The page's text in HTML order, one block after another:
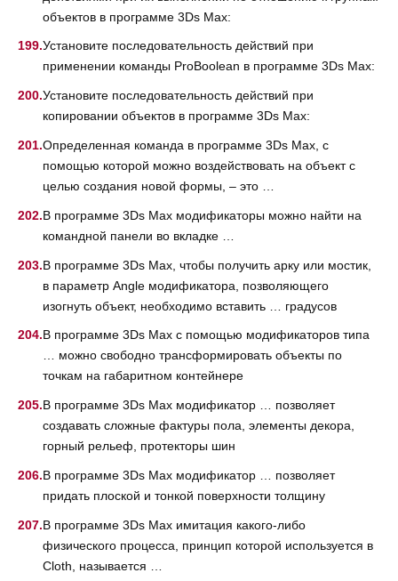
объектов в программе 3Ds Max:
Установите последовательность действий при
применении команды ProBoolean в программе 3Ds Max:
Установите последовательность действий при
копировании объектов в программе 3Ds Max:
Определенная команда в программе 3Ds Max, с
помощью которой можно воздействовать на объект с
целью создания новой формы, – это …
В программе 3Ds Max модификаторы можно найти на
командной панели во вкладке …
В программе 3Ds Max, чтобы получить арку или мостик,
в параметр Angle модификатора, позволяющего
изогнуть объект, необходимо вставить … градусов
В программе 3Ds Max с помощью модификаторов типа
… можно свободно трансформировать объекты по
точкам на габаритном контейнере
В программе 3Ds Max модификатор … позволяет
создавать сложные фактуры пола, элементы декора,
горный рельеф, протекторы шин
В программе 3Ds Max модификатор … позволяет
придать плоской и тонкой поверхности толщину
В программе 3Ds Max имитация какого-либо
физического процесса, принцип которой используется в
Cloth, называется …